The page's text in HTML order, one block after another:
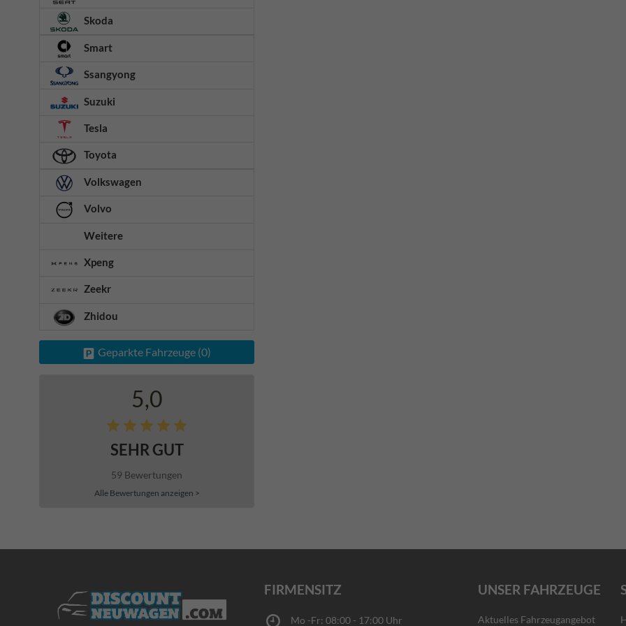
Skoda
Smart
Ssangyong
Suzuki
Tesla
Toyota
Volkswagen
Volvo
Weitere
Xpeng
Zeekr
Zhidou
Geparkte Fahrzeuge (0)
5,0
SEHR GUT
59 Bewertungen
Alle Bewertungen anzeigen >
FIRMENSITZ
Mo -Fr: 08:00 - 17:00 Uhr
UNSER FAHRZEUGE
Aktuelles Fahrzeugangebot